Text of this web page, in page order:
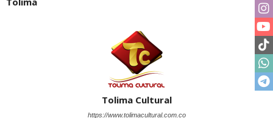
Tolima Cultural
https://www.tolimacultural.com.co